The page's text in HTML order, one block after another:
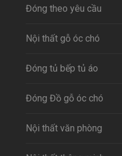
Đóng theo yêu cầu
Nội thất gỗ óc chó
Đóng tủ bếp tủ áo
Đóng Đồ gỗ óc chó
Nội thất văn phòng